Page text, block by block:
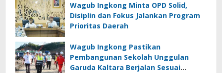
Wagub Ingkong Minta OPD Solid,
Disiplin dan Fokus Jalankan Program
Prioritas Daerah
Wagub Ingkong Pastikan
Pembangunan Sekolah Unggulan
Garuda Kaltara Berjalan Sesuai